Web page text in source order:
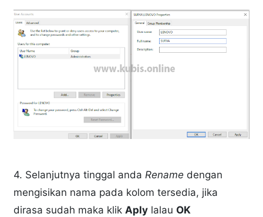
4. Selanjutnya tinggal andaRename dengan
mengisikan nama pada kolom tersedia, jika
dirasa sudah maka klikAply lalau OK